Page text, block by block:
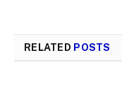
RELATED POSTS